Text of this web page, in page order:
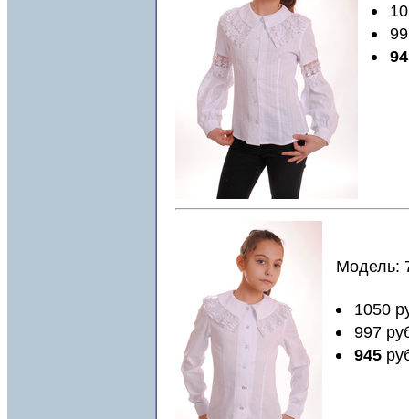
Модель:
1050
997
945